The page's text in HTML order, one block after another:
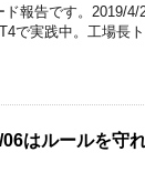
報告です。2019/
で実践中。工場長
はルールを守